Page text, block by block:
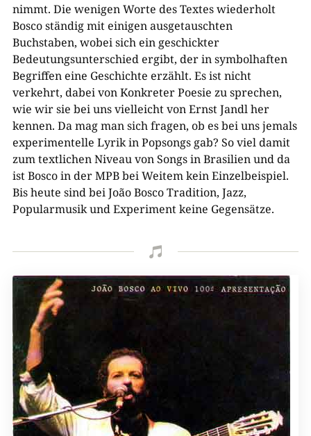
nimmt. Die wenigen Worte des Textes wiederholt
Bosco ständig mit einigen ausgetauschten
Buchstaben, wobei sich ein geschickter
Bedeutungsunterschied ergibt, der in symbolhaften
Begriffen eine Geschichte erzählt. Es ist nicht
verkehrt, dabei von Konkreter Poesie zu sprechen,
wie wir sie bei uns vielleicht von Ernst Jandl her
kennen. Da mag man sich fragen, ob es bei uns jemals
experimentelle Lyrik in Popsongs gab? So viel damit
zum textlichen Niveau von Songs in Brasilien und da
ist Bosco in der MPB bei Weitem kein Einzelbeispiel.
Bis heute sind bei João Bosco Tradition, Jazz,
Popularmusik und Experiment keine Gegensätze.
